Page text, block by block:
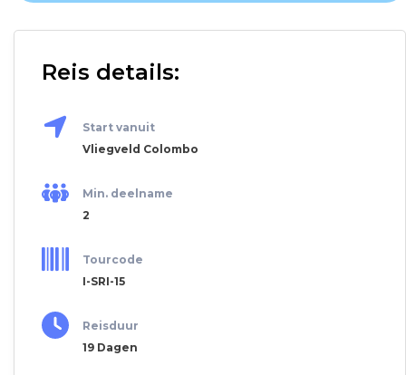
Reis details:
Start vanuit
Vliegveld Colombo
Min. deelname
2
Tourcode
I-SRI-15
Reisduur
19 Dagen